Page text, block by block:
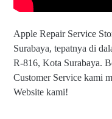
Apple Repair Service
Surabaya, tepatnya di
R-816, Kota Surabaya.
Customer Service kami
Website kami!